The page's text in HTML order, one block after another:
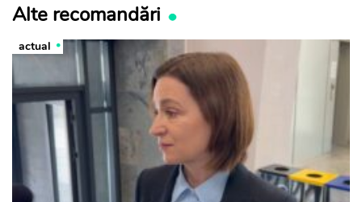
Alte recomandări
actual